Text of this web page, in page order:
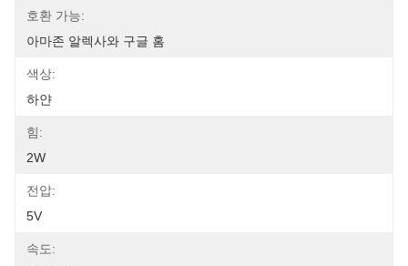
호환 가능:
아마존 알렉사와 구글 홈
색상:
하얀
힘:
2W
전압:
5V
속도: